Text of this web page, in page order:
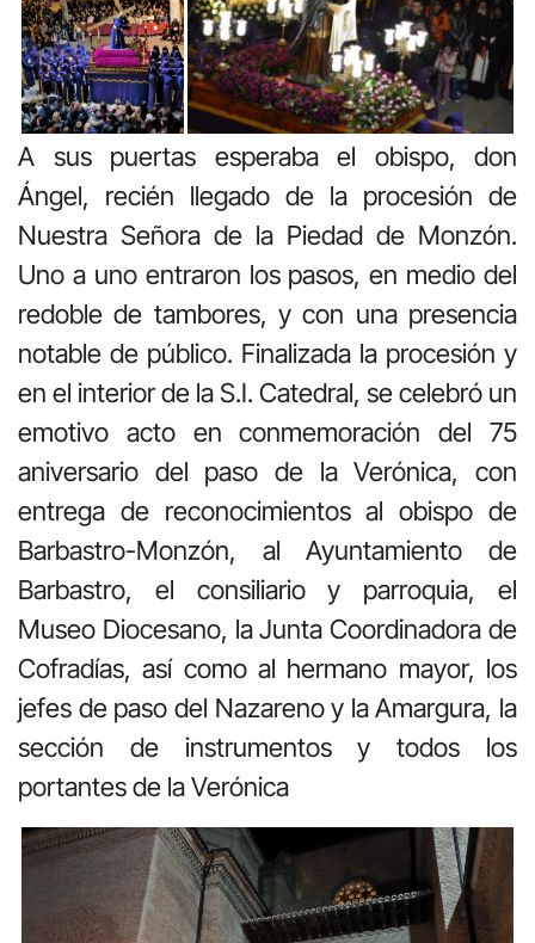
A sus puertas esperaba el obispo, don
Ángel, recién llegado de la procesión de
Nuestra Señora de la Piedad de Monzón.
Uno a uno entraron los pasos, en medio del
redoble de tambores, y con una presencia
notable de público. Finalizada la procesión y
en el interior de la S.I. Catedral, se celebró un
emotivo acto en conmemoración del 75
aniversario del paso de la Verónica, con
entrega de reconocimientos al obispo de
Barbastro-Monzón, al Ayuntamiento de
Barbastro, el consiliario y parroquia, el
Museo Diocesano, la Junta Coordinadora de
Cofradías, así como al hermano mayor, los
jefes de paso del Nazareno y la Amargura, la
sección de instrumentos y todos los
portantes de la Verónica